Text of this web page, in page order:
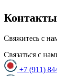
Контакты
Свяжитесь с
Связаться с
+7 (911)